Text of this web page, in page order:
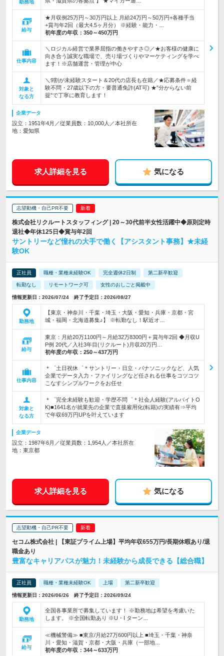
勤務地
給与
★月収例25万円～30万円以上 月給24万円～50万円+各種手当
+賞与年2回（最大4.5ヶ月分） ※経験・能力・…
初年度の年収： 350～450万円
仕事内容
＼ロジカル経営で業界屈指の働きやすさ◎／★お客様の健康に
向き合う誠実な職場で、売り場づくりやマーケティングを学べ
ます！※店舗運営・管理が中心
対象と
なる方
＼9割が未経験スタート＆20代の店長も在籍／★応募条件＝経
験不問・27歳以下の方・要普通免許(AT可) ★"分からない前
提"で丁寧に教育します！
企業データ
設立：1951年4月／従業員数：10,000人／本社所在
地：愛知県
求人詳細を見る 気になる
志望動機・自己PR不要
株式会社リクルートスタッフィング | 20～30代前半女性活躍中◆原則定時
退社◆年休125日◆賞与年2回
サントリーなど憧れの大手で働く【アシスタント事務】★未経
験OK
正社員 職種・業種未経験OK 完全週休2日制 第二新卒歓迎
転勤なし リモートワーク可 女性のおしごと掲載中
情報更新日：2026/07/24 終了予定日：2026/08/27
勤務地
【東京・神奈川・千葉・埼玉・大阪・愛知・兵庫・京都・宮
城・福岡・北海道募集♪】 ※転勤なし！駅近オ…
給与
東京：月給20万1100円～月給32万8300円＋賞与年2回 ◆月収U
P例 20代／入社3年目(リクルート)月収20万円…
初年度の年収： 250～437万円
仕事内容
＊゜土日祝休゜＊サントリー・日立・パナソニックなど、人気
企業でデータ入力・ファイリングなど任される仕事をコツコツ
こなすシンプルワークをお任せ
対象と
なる方
＊゜完全未経験も歓迎・学歴不問゜＊社会人経験(アルバイトO
K)■1641名が就業先の企業で直接雇用化(転籍)の実績有⇒平均
で年収69万円UPを叶えています
企業データ
設立：1987年6月／従業員数：1,954人／本社所在
地：東京都
求人詳細を見る 気になる
志望動機・自己PR不要
セコム株式会社 | 【東証プライム上場】平均年収655万円/長期休暇あり/退
職金あり
豊富なキャリアパスが魅力！未経験から成長できる【総合職】
正社員 職種・業種未経験OK 上場 第二新卒歓迎
情報更新日：2026/06/26 終了予定日：2026/09/24
勤務地
全国各事業所で募集しています！ ※勤務地は希望を考慮いた
します。 ※全国転勤あり ※U・I ターン…
給与
≪機械警備≫ ■東京/月給27万600円以上 ■埼玉・千葉・神奈
川・愛知・滋賀・京都・大阪・兵庫（一部地…
初年度の年収： 344～633万円